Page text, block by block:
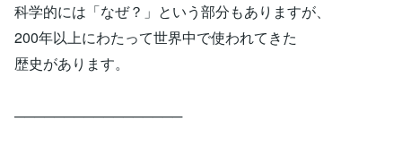
科学的には「なぜ？」という部分もありますが、
200年以上にわたって世界中で使われてきた
歴史があります。
─────────────────